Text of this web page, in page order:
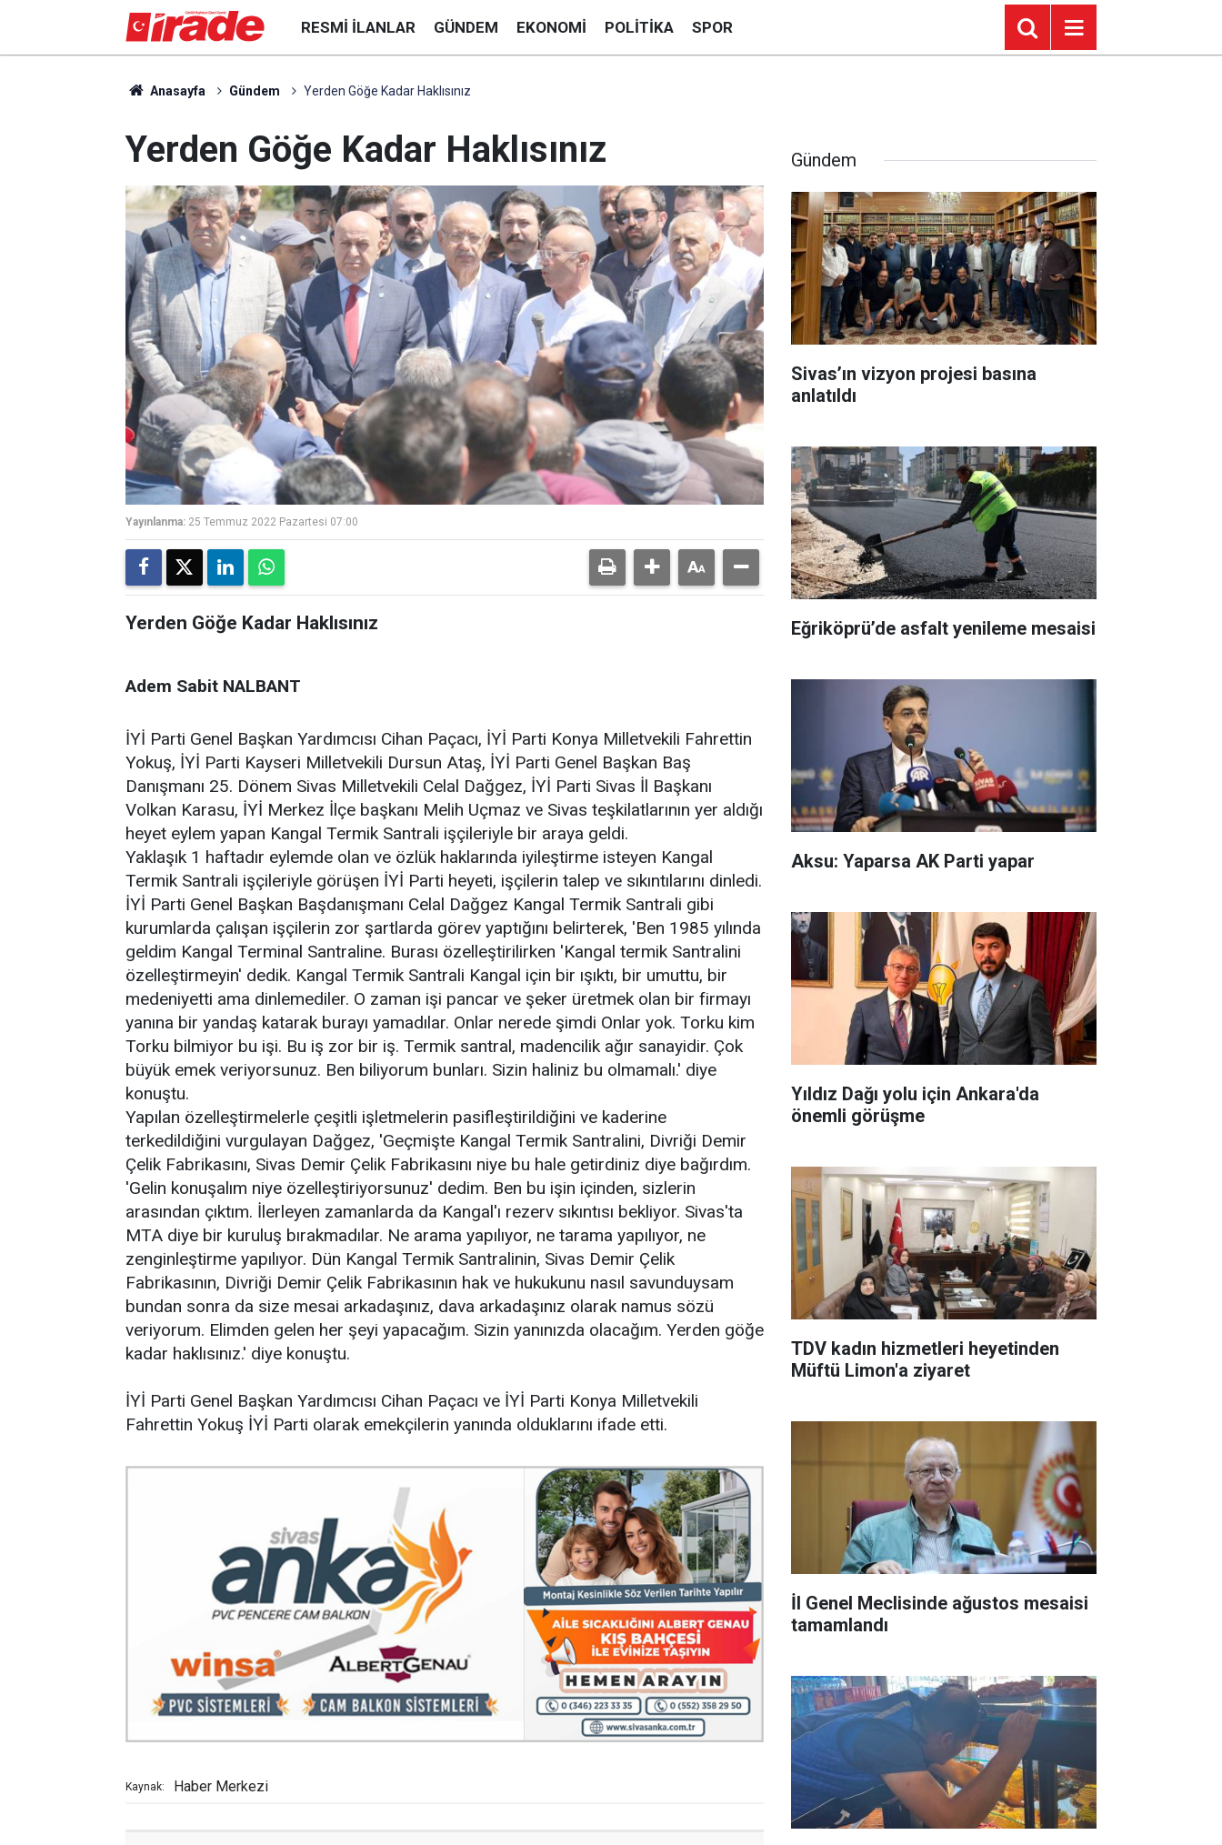
RESMI İLANLAR GÜNDEM EKONOMI POLITIKA SPOR
Anasayfa Gündem Yerden Göğe Kadar Haklısınız
Yerden Göğe Kadar Haklısınız
Yayınlanma: 25 Temmuz 2022 Pazartesi 07:00
Yerden Göğe Kadar Haklısınız
Adem Sabit NALBANT
İYİ Parti Genel Başkan Yardımcısı Cihan Paçacı, İYİ Parti Konya Milletvekili Fahrettin
Yokuş, İYİ Parti Kayseri Milletvekili Dursun Ataş, İYİ Parti Genel Başkan Baş
Danışmanı 25. Dönem Sivas Milletvekili Celal Dağgez, İYİ Parti Sivas İl Başkanı
Volkan Karasu, İYİ Merkez İlçe başkanı Melih Uçmaz ve Sivas teşkilatlarının yer aldığı
heyet eylem yapan Kangal Termik Santrali işçileriyle bir araya geldi.
Yaklaşık 1 haftadır eylemde olan ve özlük haklarında iyileştirme isteyen Kangal
Termik Santrali işçileriyle görüşen İYİ Parti heyeti, işçilerin talep ve sıkıntılarını dinledi.
İYİ Parti Genel Başkan Başdanışmanı Celal Dağgez Kangal Termik Santrali gibi
kurumlarda çalışan işçilerin zor şartlarda görev yaptığını belirterek, 'Ben 1985 yılında
geldim Kangal Terminal Santraline. Burası özelleştirilirken 'Kangal termik Santralini
özelleştirmeyin' dedik. Kangal Termik Santrali Kangal için bir ışıktı, bir umuttu, bir
medeniyetti ama dinlemediler. O zaman işi pancar ve şeker üretmek olan bir firmayı
yanına bir yandaş katarak burayı yamadılar. Onlar nerede şimdi Onlar yok. Torku kim
Torku bilmiyor bu işi. Bu iş zor bir iş. Termik santral, madencilik ağır sanayidir. Çok
büyük emek veriyorsunuz. Ben biliyorum bunları. Sizin haliniz bu olmamalı.' diye
konuştu.
Yapılan özelleştirmelerle çeşitli işletmelerin pasifleştirildiğini ve kaderine
terkedildiğini vurgulayan Dağgez, 'Geçmişte Kangal Termik Santralini, Divriği Demir
Çelik Fabrikasını, Sivas Demir Çelik Fabrikasını niye bu hale getirdiniz diye bağırdım.
'Gelin konuşalım niye özelleştiriyorsunuz' dedim. Ben bu işin içinden, sizlerin
arasından çıktım. İlerleyen zamanlarda da Kangal'ı rezerv sıkıntısı bekliyor. Sivas'ta
MTA diye bir kuruluş bırakmadılar. Ne arama yapılıyor, ne tarama yapılıyor, ne
zenginleştirme yapılıyor. Dün Kangal Termik Santralinin, Sivas Demir Çelik
Fabrikasının, Divriği Demir Çelik Fabrikasının hak ve hukukunu nasıl savunduysam
bundan sonra da size mesai arkadaşınız, dava arkadaşınız olarak namus sözü
veriyorum. Elimden gelen her şeyi yapacağım. Sizin yanınızda olacağım. Yerden göğe
kadar haklısınız.' diye konuştu.
İYİ Parti Genel Başkan Yardımcısı Cihan Paçacı ve İYİ Parti Konya Milletvekili
Fahrettin Yokuş İYİ Parti olarak emekçilerin yanında olduklarını ifade etti.
Kaynak: Haber Merkezi
Gündem
Sivas’ın vizyon projesi basına
anlatıldı
Eğriköprü’de asfalt yenileme mesaisi
Aksu: Yaparsa AK Parti yapar
Yıldız Dağı yolu için Ankara'da
önemli görüşme
TDV kadın hizmetleri heyetinden
Müftü Limon'a ziyaret
İl Genel Meclisinde ağustos mesaisi
tamamlandı